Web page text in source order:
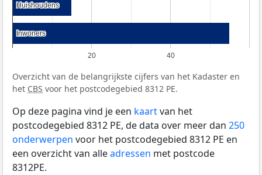
20 40
Huishoudens
Huishoudens
Inwoners
Inwoners
Overzicht van de belangrijkste cijfers van het Kadaster en
het CBS voor het postcodegebied 8312 PE.
Op deze pagina vind je een kaartvan het
postcodegebied 8312 PE, de data over meer dan 250
onderwerpen voor het postcodegebied 8312 PE en
een overzicht van alleadressen met postcode
8312PE.